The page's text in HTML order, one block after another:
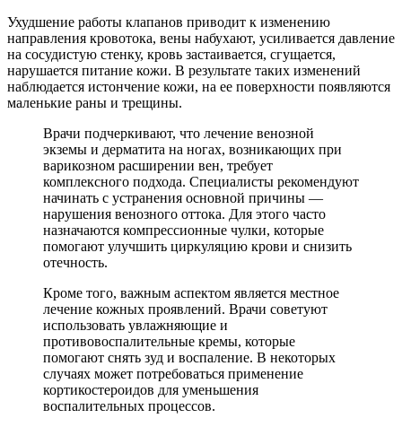
Ухудшение работы клапанов приводит к изменению
направления кровотока, вены набухают, усиливается давление
на сосудистую стенку, кровь застаивается, сгущается,
нарушается питание кожи. В результате таких изменений
наблюдается истончение кожи, на ее поверхности появляются
маленькие раны и трещины.
Врачи подчеркивают, что лечение венозной
экземы и дерматита на ногах, возникающих при
варикозном расширении вен, требует
комплексного подхода. Специалисты рекомендуют
начинать с устранения основной причины —
нарушения венозного оттока. Для этого часто
назначаются компрессионные чулки, которые
помогают улучшить циркуляцию крови и снизить
отечность.
Кроме того, важным аспектом является местное
лечение кожных проявлений. Врачи советуют
использовать увлажняющие и
противовоспалительные кремы, которые
помогают снять зуд и воспаление. В некоторых
случаях может потребоваться применение
кортикостероидов для уменьшения
воспалительных процессов.